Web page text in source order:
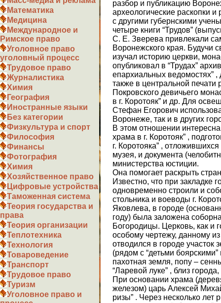
Математика
Медицина
Международное и
Римское право
Уголовное право
уголовный процесс
Трудовое право
Журналистика
Химия
География
Иностранные языки
Без категории
Физкультура и спорт
Философия
Финансы
Фотография
Химия
Хозяйственное право
Цифровые устройства
Таможенная система
Теория государства и
права
Теория организации
Теплотехника
Технология
Товароведение
Транспорт
Трудовое право
Туризм
Уголовное право и
разбор и публикацию
археологические раскопки
с другими губернскими
четыре книги “Трудов”
С. Е. Зверева привлекали
Воронежского края. Будучи
изучал историю церкви,
опубликовал в “Трудах”
епархиальных ведомостях” ,
также в центральной печати
Покровского девичьего
в г. Коротояк” и др. Для
Стефан Егорович
Воронеже, так и в других
В этом отношении интересна
храма в г. Коротояк” ,
г. Коротояка” ,
музея, и документа
министерства юстиции.
Она помогает раскрыть
Известно, что при закладке
одновременно строили и
стольника и воеводы г.
Яковлева, в городе
году) была заложена
Богородицы. Церковь, как и
особому чертежу, данному
отводился в городе участок
(рядом с “детьми
пахотная земля, попу –
“Ларевой луке” , близ
При основании храма
железом) царь Алексей
ризы” . Через несколько лет